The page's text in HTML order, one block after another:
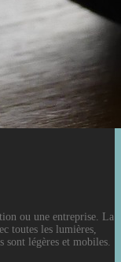
ou une entreprise. La
toutes les lumières,
sont légères et mobiles.